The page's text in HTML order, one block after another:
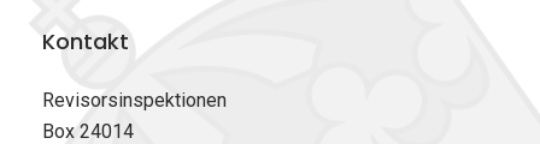
Kontakt
Revisorsinspektionen
Box 24014